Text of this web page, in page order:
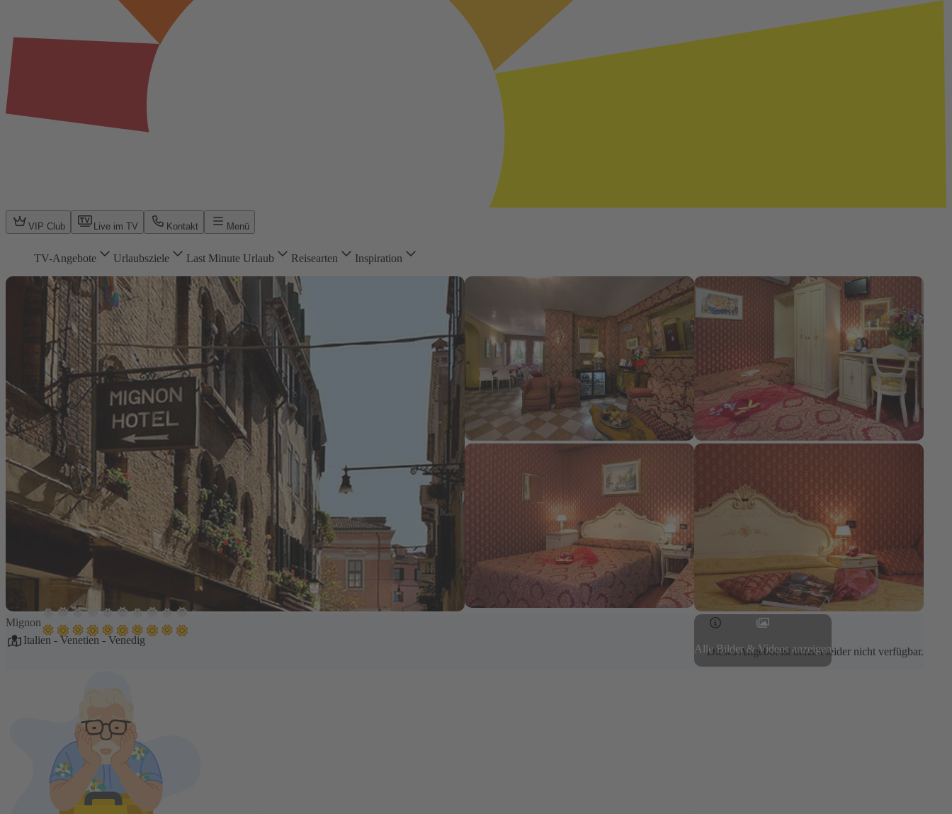
VIP Club Live im TV Kontakt Menü
TV-Angebote Urlaubsziele Last Minute Urlaub Reisearten Inspiration
Alle Bilder & Videos anzeigen
Mignon
Italien - Venetien - Venedig
Dieses Angebot ist derzeit leider nicht verfügbar.